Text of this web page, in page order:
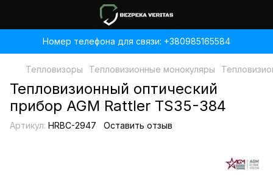
Номер телефона для связи: +380985165584
Тепловизоры Тепловизионные монокуляры
Тепловизионный оптический
прибор AGM Rattler TS35-384
Артикул: HRBC-2947 Оставить отзыв